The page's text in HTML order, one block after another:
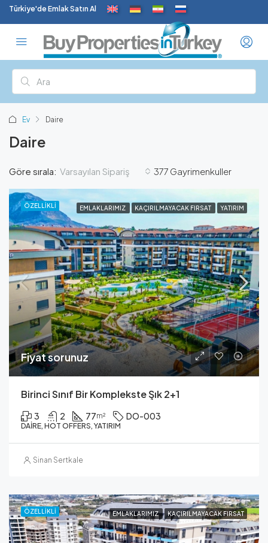
Türkiye'de Emlak Satın Al
Ev Daire
Daire
377 Gayrimenkuller
Göre sırala: Varsayılan Sipariş
ÖZELLIKLI EMLAKLARIMIZ KAÇIRILMAYACAK FIRSAT YATIRIM
Fiyat sorunuz
Birinci Sınıf Bir Komplekste Şık 2+1
3 2 77m² DO-003
DAIRE, HOT OFFERS, YATIRIM
Sinan Sertkale
ÖZELLIKLI EMLAKLARIMIZ KAÇIRILMAYACAK FIRSAT